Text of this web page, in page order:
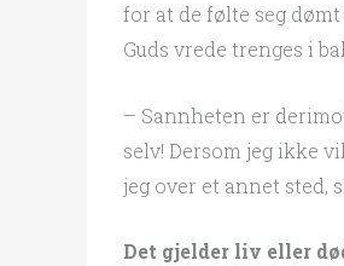
for at de følte seg
Guds vrede trenges i
– Sannheten er
selv! Dersom jeg ikke
jeg over et annet sted,
Det gjelder liv eller